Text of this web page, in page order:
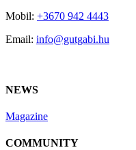
Mobil: +3670 942 4443
Email: info@gutgabi.hu
NEWS
Magazine
COMMUNITY